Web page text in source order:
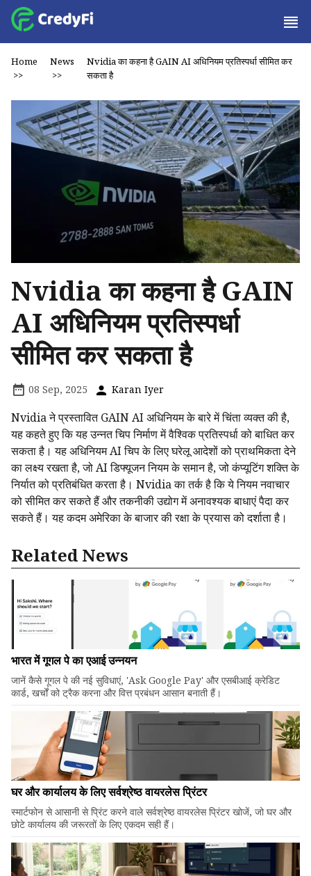
Home
>>
News
>>
Nvidia का कहना है GAIN AI अधिनियम प्रतिस्पर्धा सीमित कर
सकता है
Nvidia का कहना है GAIN
AI अधिनियम प्रतिस्पर्धा
सीमित कर सकता है
08 Sep, 2025 Karan Iyer
Nvidia ने प्रस्तावित GAIN AI अधिनियम के बारे में चिंता व्यक्त की है,
यह कहते हुए कि यह उन्नत चिप निर्माण में वैश्विक प्रतिस्पर्धा को बाधित कर
सकता है। यह अधिनियम AI चिप के लिए घरेलू आदेशों को प्राथमिकता देने
का लक्ष्य रखता है, जो AI डिफ्यूजन नियम के समान है, जो कंप्यूटिंग शक्ति के
निर्यात को प्रतिबंधित करता है। Nvidia का तर्क है कि ये नियम नवाचार
को सीमित कर सकते हैं और तकनीकी उद्योग में अनावश्यक बाधाएं पैदा कर
सकते हैं। यह कदम अमेरिका के बाजार की रक्षा के प्रयास को दर्शाता है।
Related News
भारत में गूगल पे का एआई उन्नयन
जानें कैसे गूगल पे की नई सुविधाएं, 'Ask Google Pay' और एसबीआई क्रेडिट
कार्ड, खर्चों को ट्रैक करना और वित्त प्रबंधन आसान बनाती हैं।
घर और कार्यालय के लिए सर्वश्रेष्ठ वायरलेस प्रिंटर
स्मार्टफोन से आसानी से प्रिंट करने वाले सर्वश्रेष्ठ वायरलेस प्रिंटर खोजें, जो घर और
छोटे कार्यालय की जरूरतों के लिए एकदम सही हैं।